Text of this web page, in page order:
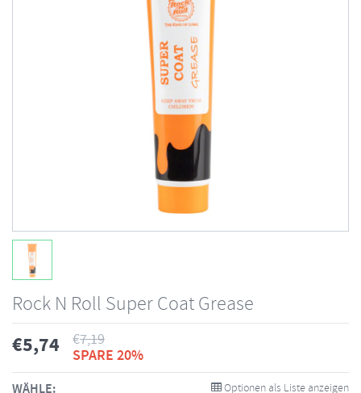
Rock N Roll Super Coat Grease
€5,74 €7,19
SPARE 20%
WÄHLE: Optionen als Liste anzeigen